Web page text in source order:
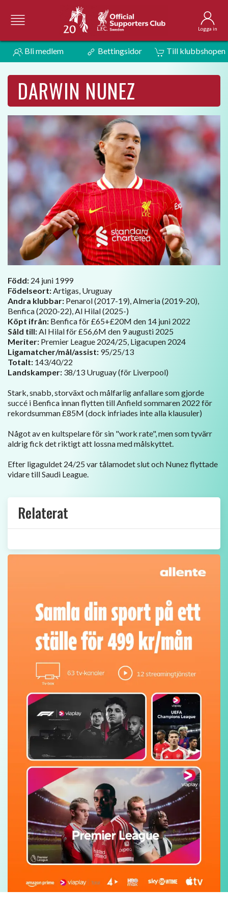
Logga in
Bli medlem Bettingsidor Till klubbshopen
DARWIN NUNEZ
Född: 24 juni 1999
Födelseort: Artigas, Uruguay
Andra klubbar: Penarol (2017-19), Almeria (2019-20),
Benfica (2020-22), Al Hilal (2025-)
Köpt ifrån: Benfica för £65+£20M den 14 juni 2022
Såld till: Al Hilal för £56,6M den 9 augusti 2025
Meriter: Premier League 2024/25, Ligacupen 2024
Ligamatcher/mål/assist: 95/25/13
Totalt: 143/40/22
Landskamper: 38/13 Uruguay (för Liverpool)
Stark, snabb, storväxt och målfarlig anfallare som gjorde
succé i Benfica innan flytten till Anfield sommaren 2022 för
rekordsumman £85M (dock infriades inte alla klausuler)
Något av en kultspelare för sin "work rate", men som tyvärr
aldrig fick det riktigt att lossna med målskyttet.
Efter ligaguldet 24/25 var tålamodet slut och Nunez flyttade
vidare till Saudi League.
Relaterat